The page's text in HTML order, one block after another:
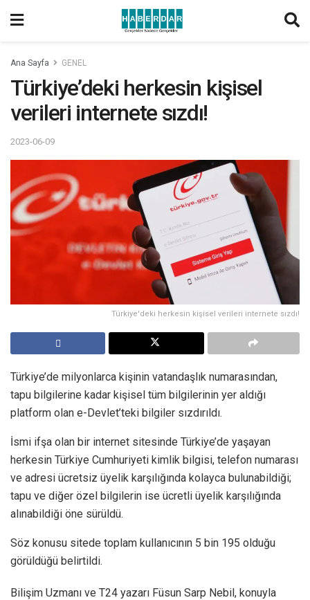
Ana Sayfa GENEL
Türkiye’deki herkesin kişisel
verileri internete sızdı!
2023-06-09
Türkiye'deki herkesin kişisel verileri internete sızdı!
Türkiye’de milyonlarca kişinin vatandaşlık numarasından,
tapu bilgilerine kadar kişisel tüm bilgilerinin yer aldığı
platform olan e-Devlet’teki bilgiler sızdırıldı.
İsmi ifşa olan bir internet sitesinde Türkiye’de yaşayan
herkesin Türkiye Cumhuriyeti kimlik bilgisi, telefon numarası
ve adresi ücretsiz üyelik karşılığında kolayca bulunabildiği;
tapu ve diğer özel bilgilerin ise ücretli üyelik karşılığında
alınabildiği öne sürüldü.
Söz konusu sitede toplam kullanıcının 5 bin 195 olduğu
görüldüğü belirtildi.
Bilişim Uzmanı ve T24 yazarı Füsun Sarp Nebil, konuyla